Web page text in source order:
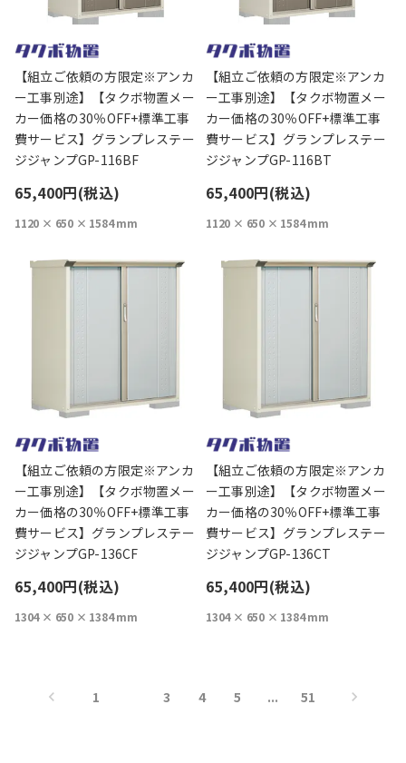
【組立ご依頼の方限定※アンカ
ー工事別途】【タクボ物置メー
カー価格の30％OFF+標準工事
費サービス】グランプレステー
ジジャンプGP-116BF
65,400円(税込)
1120 × 650 × 1584 mm
【組立ご依頼の方限定※アンカ
ー工事別途】【タクボ物置メー
カー価格の30％OFF+標準工事
費サービス】グランプレステー
ジジャンプGP-116BT
65,400円(税込)
1120 × 650 × 1584 mm
【組立ご依頼の方限定※アンカ
ー工事別途】【タクボ物置メー
カー価格の30％OFF+標準工事
費サービス】グランプレステー
ジジャンプGP-136CF
65,400円(税込)
1304 × 650 × 1384 mm
【組立ご依頼の方限定※アンカ
ー工事別途】【タクボ物置メー
カー価格の30％OFF+標準工事
費サービス】グランプレステー
ジジャンプGP-136CT
65,400円(税込)
1304 × 650 × 1384 mm
1 3 4 5 ... 51